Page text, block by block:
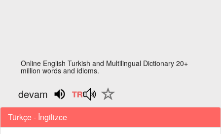
Online English Turkish and Multilingual Dictionary 20+
million words and idioms.
devam
Türkçe - İngilizce